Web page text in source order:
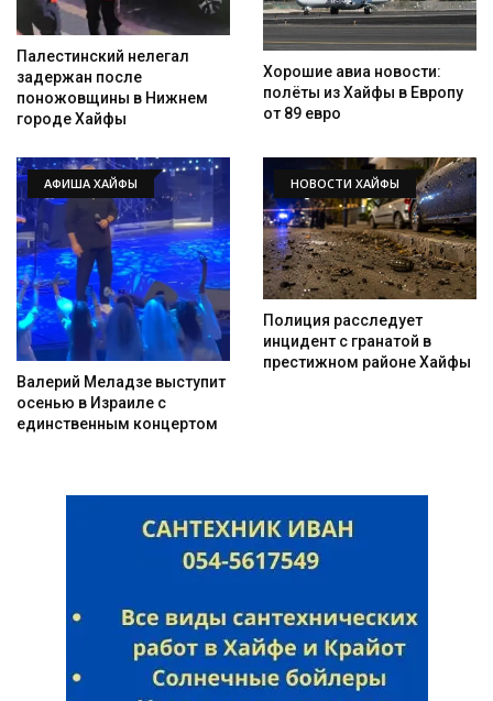
Палестинский нелегал
задержан после
поножовщины в Нижнем
городе Хайфы
Хорошие авиа новости:
полёты из Хайфы в Европу
от 89 евро
АФИША ХАЙФЫ
Валерий Меладзе выступит
осенью в Израиле с
единственным концертом
НОВОСТИ ХАЙФЫ
Полиция расследует
инцидент с гранатой в
престижном районе Хайфы